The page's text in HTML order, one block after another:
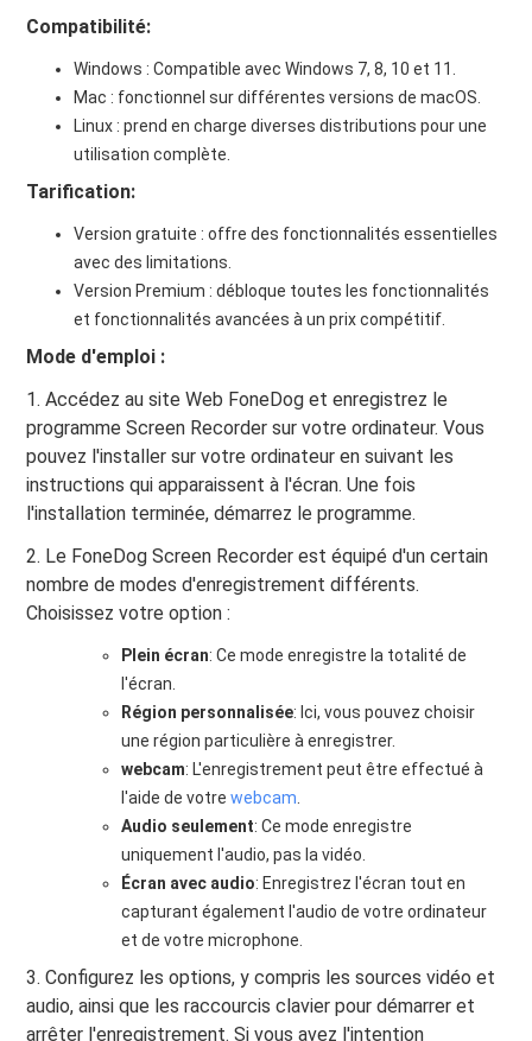
Compatibilité:
Windows : Compatible avec Windows 7, 8, 10 et 11.
Mac : fonctionnel sur différentes versions de macOS.
Linux : prend en charge diverses distributions pour une
utilisation complète.
Tarification:
Version gratuite : offre des fonctionnalités essentielles
avec des limitations.
Version Premium : débloque toutes les fonctionnalités
et fonctionnalités avancées à un prix compétitif.
Mode d'emploi :
1. Accédez au site Web FoneDog et enregistrez le
programme Screen Recorder sur votre ordinateur. Vous
pouvez l'installer sur votre ordinateur en suivant les
instructions qui apparaissent à l'écran. Une fois
l'installation terminée, démarrez le programme.
2. Le FoneDog Screen Recorder est équipé d'un certain
nombre de modes d'enregistrement différents.
Choisissez votre option :
Plein écran: Ce mode enregistre la totalité de
l'écran.
Région personnalisée: Ici, vous pouvez choisir
une région particulière à enregistrer.
webcam: L'enregistrement peut être effectué à
l'aide de votrewebcam
Audio seulement: Ce mode enregistre
uniquement l'audio, pas la vidéo.
Écran avec audio: Enregistrez l'écran tout en
capturant également l'audio de votre ordinateur
et de votre microphone.
3. Configurez les options, y compris les sources vidéo et
audio, ainsi que les raccourcis clavier pour démarrer et
arrêter l'enregistrement. Si vous avez l'intention